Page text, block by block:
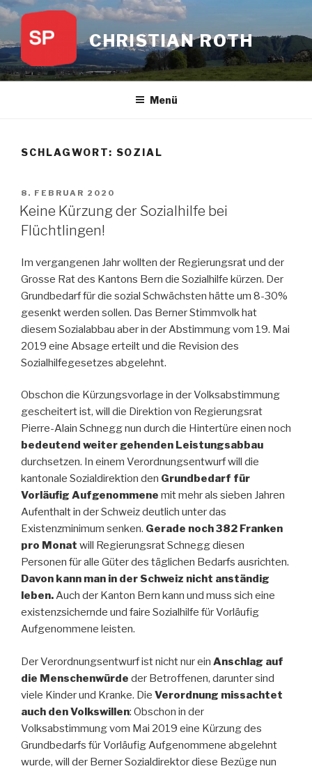
Zum
Inhalt
springen
CHRISTIAN ROTH
Menü
SCHLAGWORT: SOZIAL
VERÖFFENTLICHT
AM
8. FEBRUAR 2020
Keine Kürzung der Sozialhilfe bei
Flüchtlingen!
Im vergangenen Jahr wollten der Regierungsrat und der
Grosse Rat des Kantons Bern die Sozialhilfe kürzen. Der
Grundbedarf für die sozial Schwächsten hätte um 8-30%
gesenkt werden sollen. Das Berner Stimmvolk hat
diesem Sozialabbau aber in der Abstimmung vom 19. Mai
2019 eine Absage erteilt und die Revision des
Sozialhilfegesetzes abgelehnt.
Obschon die Kürzungsvorlage in der Volksabstimmung
gescheitert ist, will die Direktion von Regierungsrat
Pierre-Alain Schnegg nun durch die Hintertüre einen noch
bedeutend weiter gehenden Leistungsabbau
durchsetzen. In einem Verordnungsentwurf will die
kantonale Sozialdirektion den Grundbedarf für
Vorläufig Aufgenommene mit mehr als sieben Jahren
Aufenthalt in der Schweiz deutlich unter das
Existenzminimum senken. Gerade noch 382 Franken
pro Monat will Regierungsrat Schnegg diesen
Personen für alle Güter des täglichen Bedarfs ausrichten.
Davon kann man in der Schweiz nicht anständig
leben.Auch der Kanton Bern kann und muss sich eine
existenzsichernde und faire Sozialhilfe für Vorläufig
Aufgenommene leisten.
Der Verordnungsentwurf ist nicht nur ein Anschlag auf
die Menschenwürde der Betroffenen, darunter sind
viele Kinder und Kranke. Die Verordnung missachtet
auch den Volkswillen: Obschon in der
Volksabstimmung vom Mai 2019 eine Kürzung des
Grundbedarfs für Vorläufig Aufgenommene abgelehnt
wurde, will der Berner Sozialdirektor diese Bezüge nun